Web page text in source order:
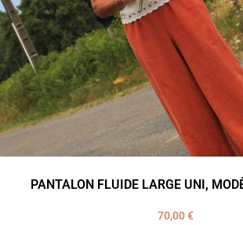
PANTALON FLUIDE LARGE UNI,
70,00€